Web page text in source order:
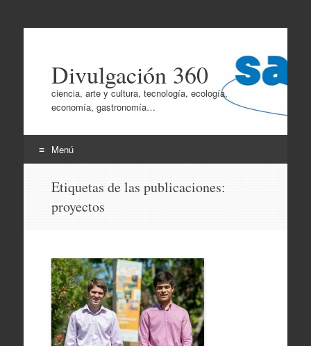
Divulgación 360
ciencia, arte y cultura, tecnología, ecología,
economía, gastronomía…
Menú
contenido
Etiquetas de las publicaciones:
proyectos